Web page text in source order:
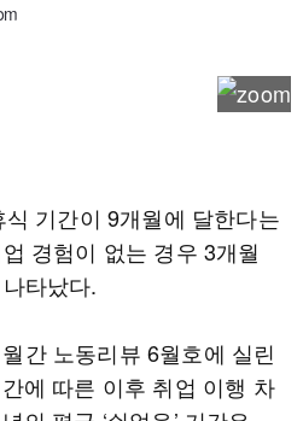
식 기간이 9개월에 달한다는
경험이 없는 경우 3개월
타났다.
간 노동리뷰 6월호에 실린
에 따른 이후 취업 이행 차